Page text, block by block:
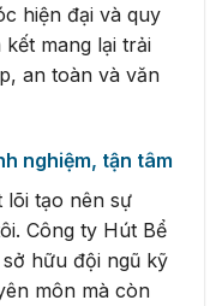
hiện đại và quy
mang lại trải
an toàn và văn
nghiệm, tận tâm
lõi tạo nên sự
Công ty Hút Bể
hữu đội ngũ kỹ
môn mà còn